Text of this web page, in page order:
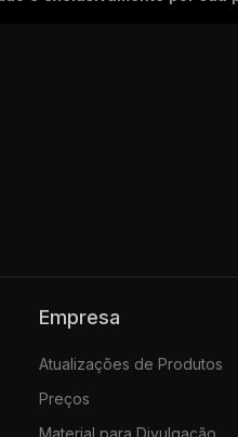
Empresa
Atualizações de Produtos
Preços
Material para Divulgação